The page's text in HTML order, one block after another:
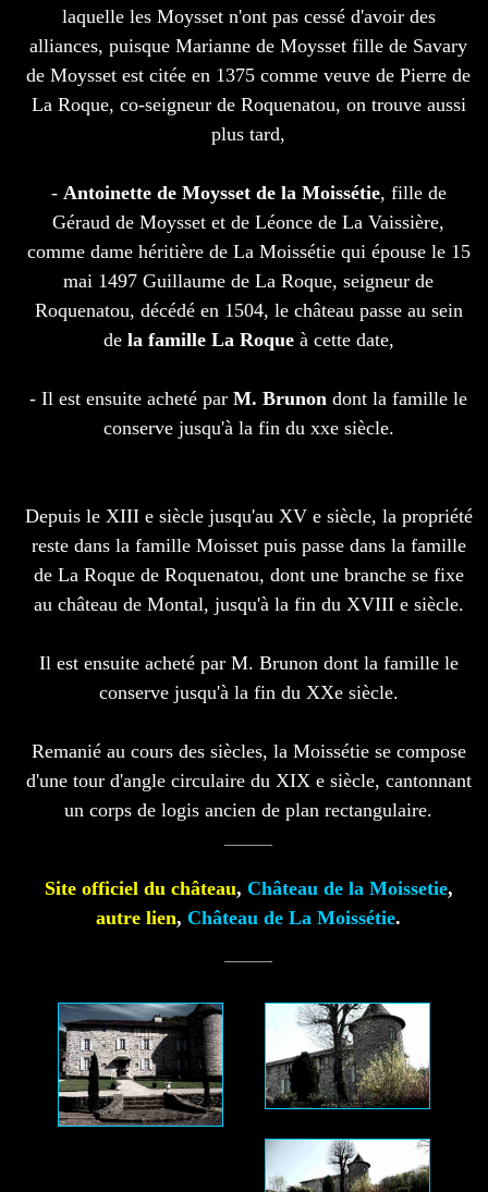
laquelle les Moysset n'ont pas cessé d'avoir des
alliances, puisque Marianne de Moysset fille de Savary
de Moysset est citée en 1375 comme veuve de Pierre de
La Roque, co-seigneur de Roquenatou, on trouve aussi
plus tard,
- Antoinette de Moysset de la Moissétie, fille de
Géraud de Moysset et de Léonce de La Vaissière,
comme dame héritière de La Moissétie qui épouse le 15
mai 1497 Guillaume de La Roque, seigneur de
Roquenatou, décédé en 1504, le château passe au sein
de la famille La Roqueà cette date,
- Il est ensuite acheté par M. Brunon dont la famille le
conserve jusqu'à la fin du xxe siècle.
Depuis le XIII e siècle jusqu'au XV e siècle, la propriété
reste dans la famille Moisset puis passe dans la famille
de La Roque de Roquenatou, dont une branche se fixe
au château de Montal, jusqu'à la fin du XVIII e siècle.
Il est ensuite acheté par M. Brunon dont la famille le
conserve jusqu'à la fin du XXe siècle.
Remanié au cours des siècles, la Moissétie se compose
d'une tour d'angle circulaire du XIX e siècle, cantonnant
un corps de logis ancien de plan rectangulaire.
Site officiel du château, Château de la Moissetie,
autre lien, Château de La Moissétie.